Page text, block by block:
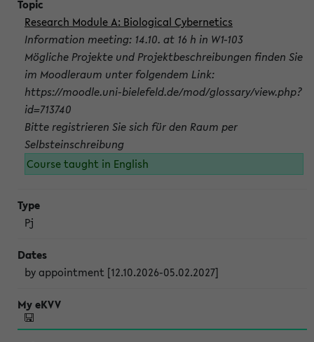
Research Module A: Biological Cybernetics
Information meeting: 14.10. at 16 h in W1-103
Mögliche Projekte und Projektbeschreibungen finden Sie
im Moodleraum unter folgendem Link:
https://moodle.uni-bielefeld.de/mod/glossary/view.php?
id=713740
Bitte registrieren Sie sich für den Raum per
Selbsteinschreibung
Course taught in English
Pj
by appointment [12.10.2026-05.02.2027]